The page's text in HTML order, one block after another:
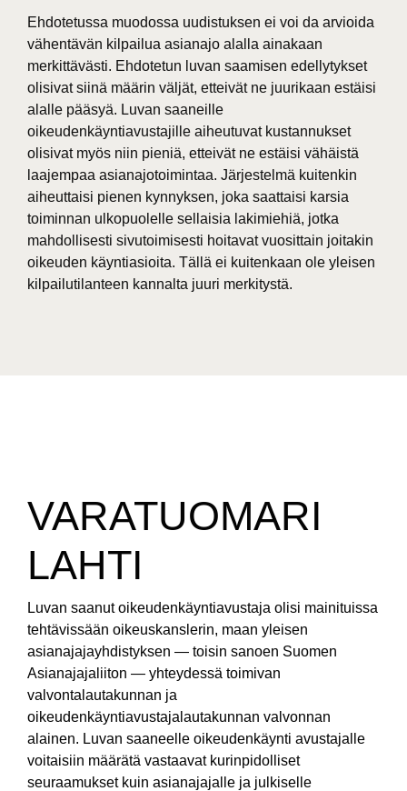
Ehdotetussa muodossa uudistuksen ei voi da arvioida
vähentävän kilpailua asianajo alalla ainakaan
merkittävästi. Ehdotetun luvan saamisen edellytykset
olisivat siinä määrin väljät, etteivät ne juurikaan estäisi
alalle pääsyä. Luvan saaneille
oikeudenkäyntiavustajille aiheutuvat kustannukset
olisivat myös niin pieniä, etteivät ne estäisi vähäistä
laajempaa asianajotoimintaa. Järjestelmä kuitenkin
aiheuttaisi pienen kynnyksen, joka saattaisi karsia
toiminnan ulkopuolelle sellaisia lakimiehiä, jotka
mahdollisesti sivutoimisesti hoitavat vuosittain joitakin
oikeuden käyntiasioita. Tällä ei kuitenkaan ole yleisen
kilpailutilanteen kannalta juuri merkitystä.
VARATUOMARI
LAHTI
Luvan saanut oikeudenkäyntiavustaja olisi mainituissa
tehtävissään oikeuskanslerin, maan yleisen
asianajajayhdistyksen — toisin sanoen Suomen
Asianajajaliiton — yhteydessä toimivan
valvontalautakunnan ja
oikeudenkäyntiavustajalautakunnan valvonnan
alainen. Luvan saaneelle oikeudenkäynti avustajalle
voitaisiin määrätä vastaavat kurinpidolliset
seuraamukset kuin asianajajalle ja julkiselle